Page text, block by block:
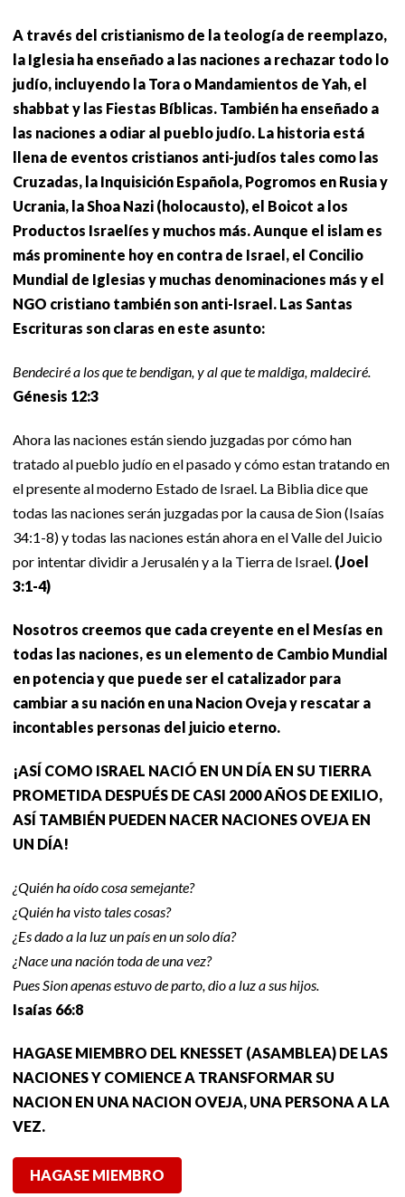
A través del cristianismo de la teología de reemplazo,
la Iglesia ha enseñado a las naciones a rechazar todo lo
judío, incluyendo la Tora o Mandamientos de Yah, el
shabbat y las Fiestas Bíblicas. También ha enseñado a
las naciones a odiar al pueblo judío. La historia está
llena de eventos cristianos anti-judíos tales como las
Cruzadas, la Inquisición Española, Pogromos en Rusia y
Ucrania, la Shoa Nazi (holocausto), el Boicot a los
Productos Israelíes y muchos más. Aunque el islam es
más prominente hoy en contra de Israel, el Concilio
Mundial de Iglesias y muchas denominaciones más y el
NGO cristiano también son anti-Israel. Las Santas
Escrituras son claras en este asunto:
Bendeciré a los que te bendigan, y al que te maldiga, maldeciré.
Génesis 12:3
Ahora las naciones están siendo juzgadas por cómo han
tratado al pueblo judío en el pasado y cómo estan tratando en
el presente al moderno Estado de Israel. La Biblia dice que
todas las naciones serán juzgadas por la causa de Sion (Isaías
34:1-8) y todas las naciones están ahora en el Valle del Juicio
por intentar dividir a Jerusalén y a la Tierra de Israel. (Joel
3:1-4)
Nosotros creemos que cada creyente en el Mesías en
todas las naciones, es un elemento de Cambio Mundial
en potencia y que puede ser el catalizador para
cambiar a su nación en una Nacion Oveja y rescatar a
incontables personas del juicio eterno.
¡ASÍ COMO ISRAEL NACIÓ EN UN DÍA EN SU TIERRA
PROMETIDA DESPUÉS DE CASI 2000 AÑOS DE EXILIO,
ASÍ TAMBIÉN PUEDEN NACER NACIONES OVEJA EN
UN DÍA!
¿Quién ha oído cosa semejante?
¿Quién ha visto tales cosas?
¿Es dado a la luz un país en un solo día?
¿Nace una nación toda de una vez?
Pues Sion apenas estuvo de parto, dio a luz a sus hijos.
Isaías 66:8
HAGASE MIEMBRO DEL KNESSET (ASAMBLEA) DE LAS
NACIONES Y COMIENCE A TRANSFORMAR SU
NACION EN UNA NACION OVEJA, UNA PERSONA A LA
VEZ.
HAGASE MIEMBRO